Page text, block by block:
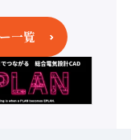
一覧